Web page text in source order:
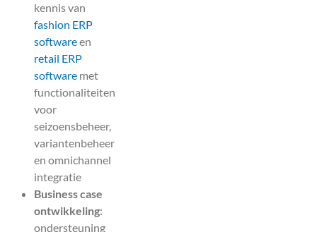
kennis van
fashion ERP
softwareen
retail ERP
software met
functionaliteiten
voor
seizoensbeheer,
variantenbeheer
en omnichannel
integratie
Business case
ontwikkeling:
ondersteuning